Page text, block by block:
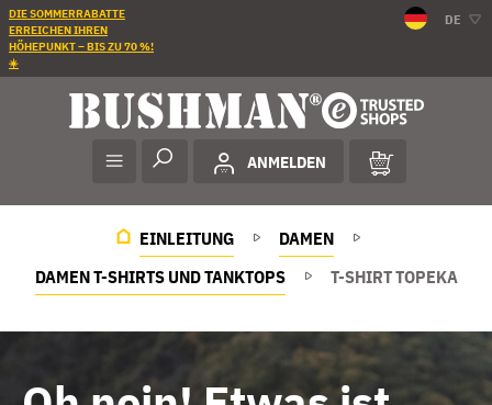
DIE SOMMERRABATTE
ERREICHEN IHREN
HÖHEPUNKT – BIS ZU 70 %!
☀️
DE
ANMELDEN
EINLEITUNG
DAMEN
DAMEN T-SHIRTS UND TANKTOPS
T-SHIRT TOPEKA